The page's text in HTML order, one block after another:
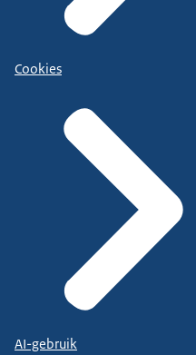
Cookies
AI-gebruik